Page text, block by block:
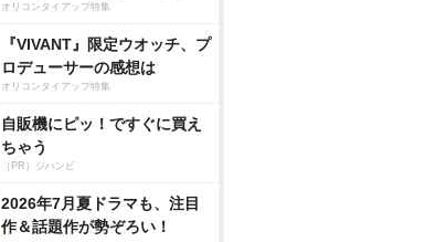
オリコンタイアップ特集
『VIVANT』限定ウオッチ、プ
ロデューサーの感想は
オリコンタイアップ特集
自販機にピッ！ですぐに買え
ちゃう
（PR）ジハンピ
2026年7月夏ドラマも、注目
作＆話題作が勢ぞろい！